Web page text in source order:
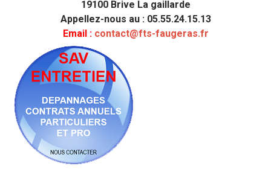
19100 Brive La gaillarde
Appellez-nous au : 05.55.24.15.13
Email : contact@fts-faugeras.fr